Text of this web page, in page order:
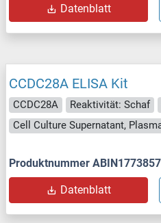
Datenblatt
CCDC28A ELISA Kit
CCDC28A Reaktivität: Schaf
Produktnummer ABIN1773857
Datenblatt